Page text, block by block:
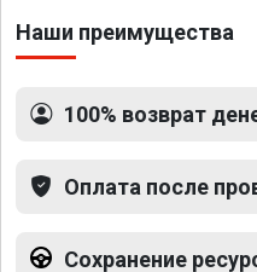
Наши преимущества
100% возврат
Оплата после
Сохранение